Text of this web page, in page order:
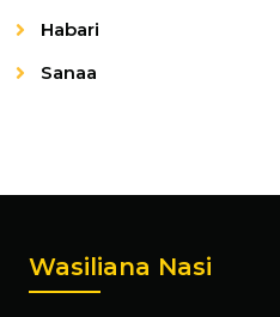
Habari
Sanaa
Wasiliana Nasi